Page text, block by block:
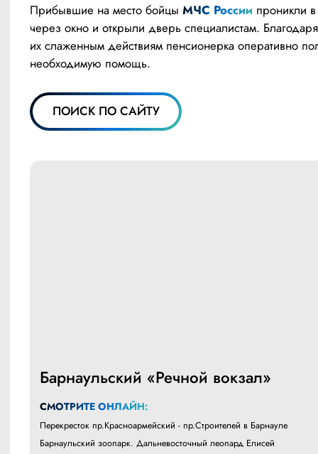
Прибывшие на место бойцы МЧС России проникли в
через окно и открыли дверь специалистам. Благодаря
их слаженным действиям пенсионерка оперативно
необходимую помощь.
ПОИСК ПО САЙТУ
Барнаульский «Речной вокзал»
СМОТРИТЕ ОНЛАЙН:
Перекресток пр.Красноармейский - пр.Строителей в Барнауле
Барнаульский зоопарк. Дальневосточный леопард Елисей